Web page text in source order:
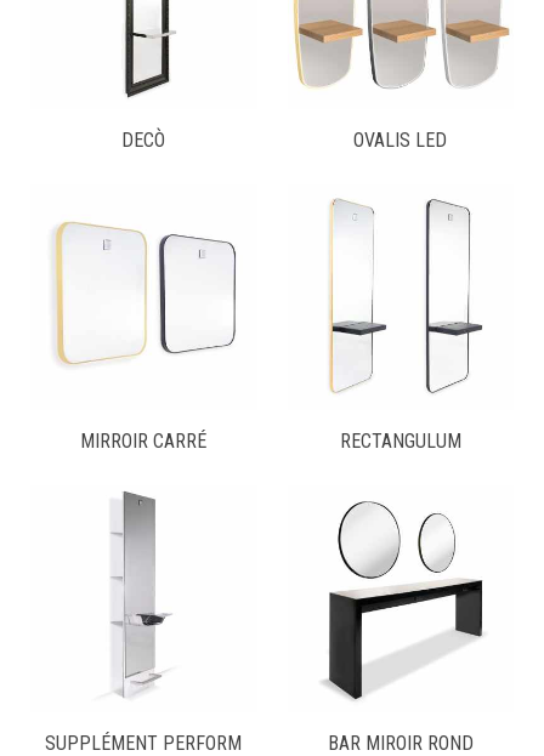
DECÒ OVALIS LED
MIRROIR CARRÉ RECTANGULUM
SUPPLÉMENT PERFORM
BAR MIROIR ROND